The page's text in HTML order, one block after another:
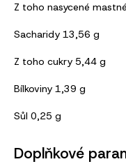
Z toho nasycené
Sacharidy 13,56 g
Z toho cukry 5,44 g
Bílkoviny 1,39 g
Sůl 0,25 g
Doplňkové